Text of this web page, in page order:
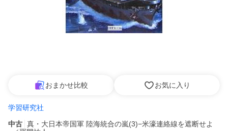
おまかせ比較 お気に入り
学習研究社
中古 真・大日本帝国軍 陸海統合の嵐(3)−米濠連絡線を遮断せよ